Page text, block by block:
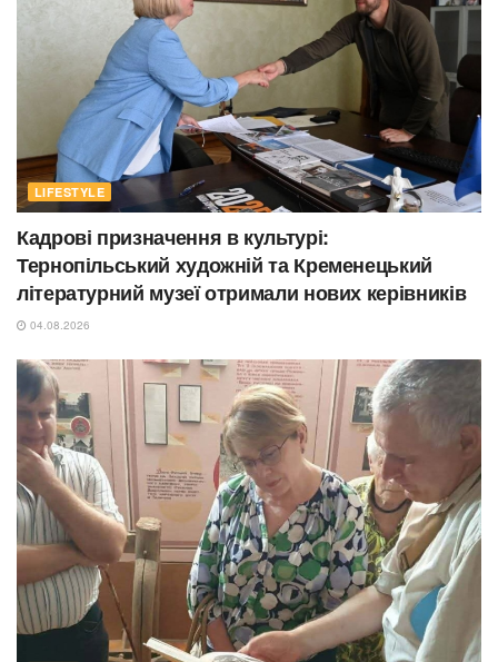
LIFESTYLE
Кадрові призначення в культурі:
Тернопільський художній та Кременецький
літературний музеї отримали нових керівників
04.08.2026